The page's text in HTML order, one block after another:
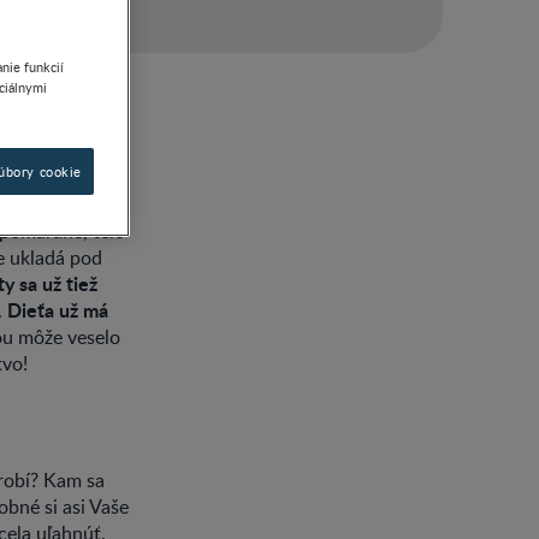
telo
ukladá pod
sa už tiež
Dieťa už má
môže veselo
Kam sa
si asi Vaše
uľahnúť.
funkcií
cookie